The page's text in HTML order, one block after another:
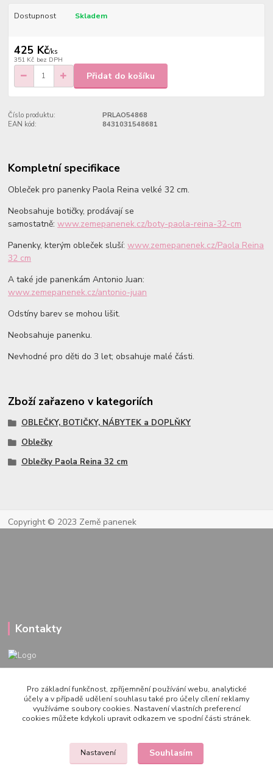
Dostupnost Skladem
425 Kč/ks
351 Kč bez DPH
Přidat do košíku
Číslo produktu:
PRLAO54868
EAN kód:
8431031548681
Kompletní specifikace
Obleček pro panenky Paola Reina velké 32 cm.
Neobsahuje botičky, prodávají se
samostatně:www.zemepanenek.cz/boty-paola-reina-32-cm
Panenky, kterým obleček sluší:www.zemepanenek.cz/Paola Reina
32 cm
A také jde panenkám Antonio Juan:
www.zemepanenek.cz/antonio-juan
Odstíny barev se mohou lišit.
Neobsahuje panenku.
Nevhodné pro děti do 3 let; obsahuje malé části.
Zboží zařazeno v kategoriích
OBLEČKY, BOTIČKY, NÁBYTEK a DOPLŇKY
Oblečky
Oblečky Paola Reina 32 cm
Copyright © 2023 Země panenek
Kontakty
PO-PÁ 10-20h., SO+NE 14-20h.
zemepanenek@gmail.com
Pro základní funkčnost, zpříjemnění používání webu, analytické
účely a v případě udělení souhlasu také pro účely cílení reklamy
využíváme soubory cookies. Nastavení vlastních preferencí
cookies můžete kdykoli upravit odkazem ve spodní části stránek.
Nastavení Souhlasím